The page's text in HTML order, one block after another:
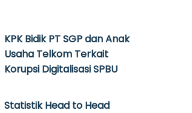
KPK Bidik PT SGP dan Anak
Usaha Telkom Terkait
Korupsi Digitalisasi SPBU
Statistik Head to Head